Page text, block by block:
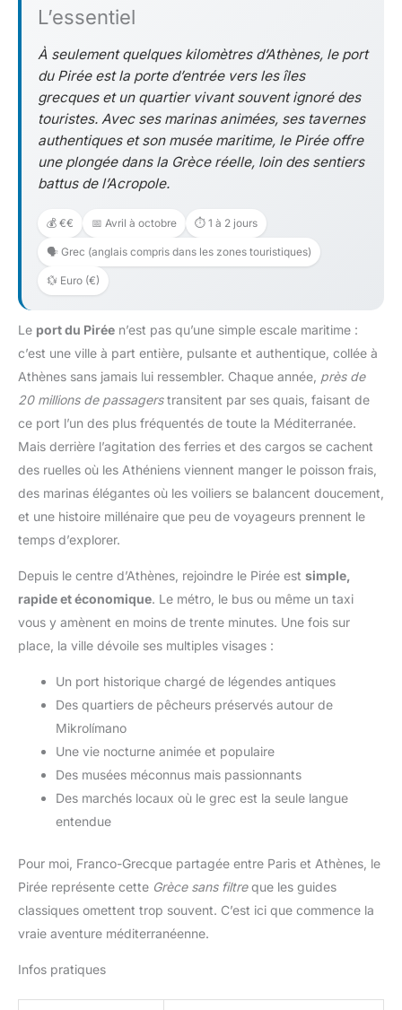
L’essentiel
À seulement quelques kilomètres d’Athènes, le port
du Pirée est la porte d’entrée vers les îles
grecques et un quartier vivant souvent ignoré des
touristes. Avec ses marinas animées, ses tavernes
authentiques et son musée maritime, le Pirée offre
une plongée dans la Grèce réelle, loin des sentiers
battus de l’Acropole.
💰 €€ 📅 Avril à octobre ⏱️ 1 à 2 jours
🗣️ Grec (anglais compris dans les zones touristiques)
💱 Euro (€)
Le port du Pirée n’est pas qu’une simple escale maritime :
c’est une ville à part entière, pulsante et authentique, collée à
Athènes sans jamais lui ressembler. Chaque année, près de
20 millions de passagerstransitent par ses quais, faisant de
ce port l’un des plus fréquentés de toute la Méditerranée.
Mais derrière l’agitation des ferries et des cargos se cachent
des ruelles où les Athéniens viennent manger le poisson frais,
des marinas élégantes où les voiliers se balancent doucement,
et une histoire millénaire que peu de voyageurs prennent le
temps d’explorer.
Depuis le centre d’Athènes, rejoindre le Pirée est simple,
rapide et économique. Le métro, le bus ou même un taxi
vous y amènent en moins de trente minutes. Une fois sur
place, la ville dévoile ses multiples visages :
Un port historique chargé de légendes antiques
Des quartiers de pêcheurs préservés autour de
Mikrolímano
Une vie nocturne animée et populaire
Des musées méconnus mais passionnants
Des marchés locaux où le grec est la seule langue
entendue
Pour moi, Franco-Grecque partagée entre Paris et Athènes, le
Pirée représente cette Grèce sans filtreque les guides
classiques omettent trop souvent. C’est ici que commence la
vraie aventure méditerranéenne.
Infos pratiques